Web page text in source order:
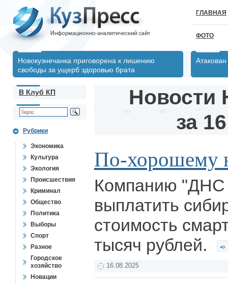
ГЛАВНАЯ
ФОТО
Новокузнечанка приговорена к лишению
свободы за ущерб здоровью брата
В Клуб КП
Рубрики
Экономика
Культура
Экология
Происшествия
Криминал
Общество
Политика
Выборы
Спорт
Разное
Городское
хозяйство
Новации
Новости
за
По-хорошему
Компанию "ДНС
выплатить
стоимость
тысяч рублей.
16.08.2025